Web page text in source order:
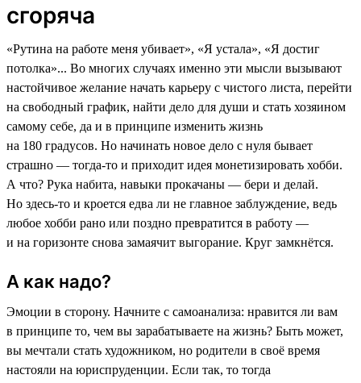
сгоряча
«Рутина на работе меня убивает», «Я устала», «Я достиг
потолка»... Во многих случаях именно эти мысли вызывают
настойчивое желание начать карьеру с чистого листа, перейти
на свободный график, найти дело для души и стать хозяином
самому себе, да и в принципе изменить жизнь
на 180 градусов. Но начинать новое дело с нуля бывает
страшно — тогда-то и приходит идея монетизировать хобби.
А что? Рука набита, навыки прокачаны — бери и делай.
Но здесь-то и кроется едва ли не главное заблуждение, ведь
любое хобби рано или поздно превратится в работу —
и на горизонте снова замаячит выгорание. Круг замкнётся.
А как надо?
Эмоции в сторону. Начните с самоанализа: нравится ли вам
в принципе то, чем вы зарабатываете на жизнь? Быть может,
вы мечтали стать художником, но родители в своё время
настояли на юриспруденции. Если так, то тогда